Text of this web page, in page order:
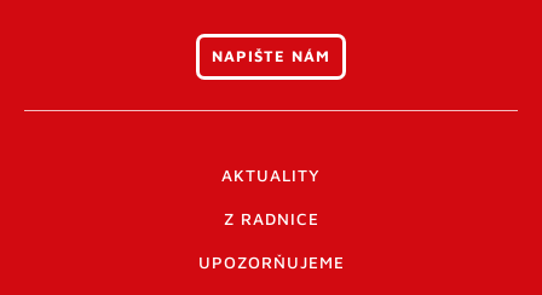
NAPIŠTE NÁM
AKTUALITY
Z RADNICE
UPOZORŇUJEME